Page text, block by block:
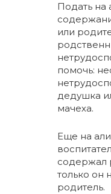
Подать на
или
помочь:
дедушка
мачеха.
Еще на
содержал
только он
родитель.